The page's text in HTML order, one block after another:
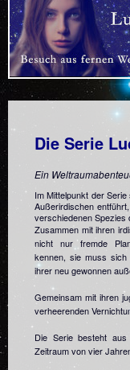
Die Serie
Ein
Im Mittelpunkt der
Außerirdischen
verschiedenen Spezies
Zusammen mit ihren
nicht nur fremde
kennen, sie muss sich
ihrer neu gewonnen
Gemeinsam mit ihren
verheerenden
Die Serie besteht
Zeitraum von vier